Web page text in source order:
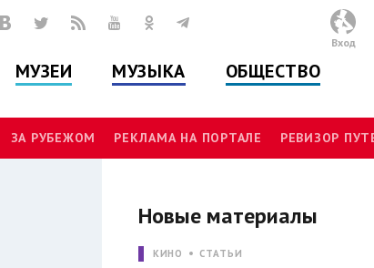
МУЗЕИ МУЗЫКА ОБЩЕСТВО
Вход
ЗА РУБЕЖОМ РЕКЛАМА НА ПОРТАЛЕ РЕВИЗОР
Новые материалы
КИНО СТАТЬИ